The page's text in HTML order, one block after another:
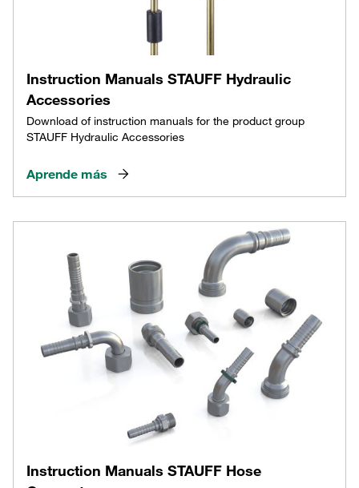
Instruction Manuals STAUFF Hydraulic
Accessories
Download of instruction manuals for the product group
STAUFF Hydraulic Accessories
Aprende más
Instruction Manuals STAUFF Hose